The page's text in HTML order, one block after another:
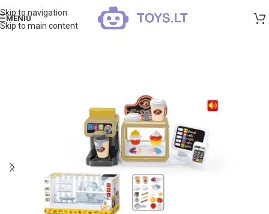
Skip to navigation
Skip to main content
MENIU